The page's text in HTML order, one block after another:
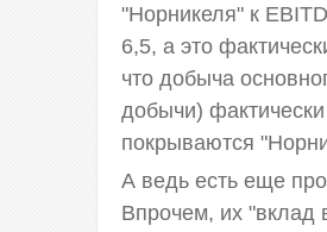
"Норникеля" к
6,5, а это
что добыча
добычи)
покрываются
А ведь есть еще
Впрочем, их "вклад